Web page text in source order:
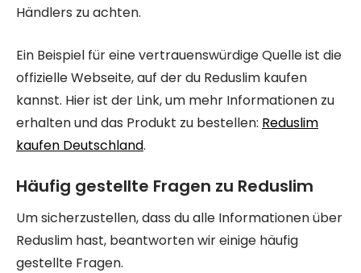
Händlers zu achten.
Ein Beispiel für eine vertrauenswürdige Quelle ist die
offizielle Webseite, auf der du Reduslim kaufen
kannst. Hier ist der Link, um mehr Informationen zu
erhalten und das Produkt zu bestellen: Reduslim
kaufen Deutschland.
Häufig gestellte Fragen zu Reduslim
Um sicherzustellen, dass du alle Informationen über
Reduslim hast, beantworten wir einige häufig
gestellte Fragen.